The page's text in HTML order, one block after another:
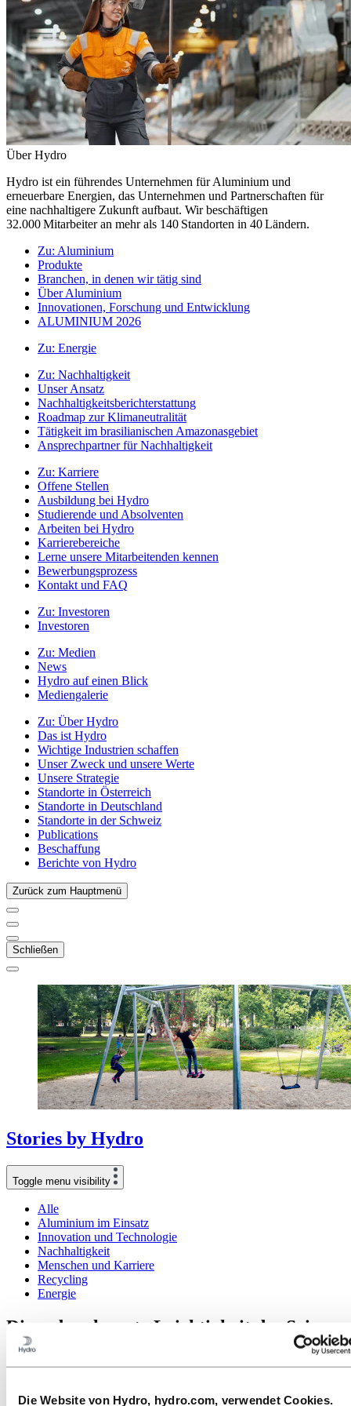
Die Website von Hydro, hydro.com, verwendet Cookies.
Über Hydro
Hydro ist ein führendes Unternehmen für Aluminium und
erneuerbare Energien, das Unternehmen und Partnerschaften für
eine nachhaltigere Zukunft aufbaut. Wir beschäftigen
32.000 Mitarbeiter an mehr als 140 Standorten in 40 Ländern.
Zu: Aluminium
Produkte
Branchen, in denen wir tätig sind
Über Aluminium
Innovationen, Forschung und Entwicklung
ALUMINIUM 2026
Zu: Energie
Zu: Nachhaltigkeit
Unser Ansatz
Nachhaltigkeitsberichterstattung
Roadmap zur Klimaneutralität
Tätigkeit im brasilianischen Amazonasgebiet
Ansprechpartner für Nachhaltigkeit
Zu: Karriere
Offene Stellen
Ausbildung bei Hydro
Studierende und Absolventen
Arbeiten bei Hydro
Karrierebereiche
Lerne unsere Mitarbeitenden kennen
Bewerbungsprozess
Kontakt und FAQ
Zu: Investoren
Investoren
Zu: Medien
News
Hydro auf einen Blick
Mediengalerie
Zu: Über Hydro
Das ist Hydro
Wichtige Industrien schaffen
Unser Zweck und unsere Werte
Unsere Strategie
Standorte in Österreich
Standorte in Deutschland
Standorte in der Schweiz
Publications
Beschaffung
Berichte von Hydro
Zurück zum Hauptmenü
Schließen
Stories by Hydro
Toggle menu visibility
Alle
Aluminium im Einsatz
Innovation und Technologie
Nachhaltigkeit
Menschen und Karriere
Recycling
Energie
Die unbeschwerte Leichtigkeit des Seins
Hunderten von Jahren und in allen Kulturkreisen erfreut sich das